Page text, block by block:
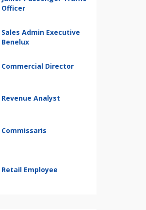
Officer
Sales Admin Executive
Benelux
Commercial Director
Revenue Analyst
Commissaris
Retail Employee